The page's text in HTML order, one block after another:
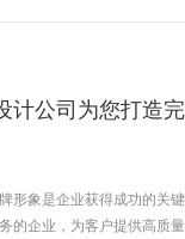
公司为您打造
形象是企业获得成功的关
的企业，为客户提供高质